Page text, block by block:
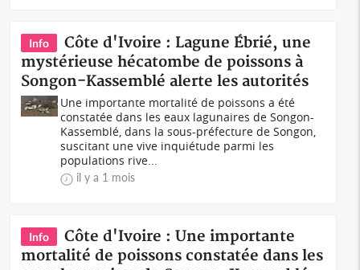
Info
Côte d'Ivoire : Lagune Ébrié, une
mystérieuse hécatombe de poissons à
Songon-Kassemblé alerte les autorités
Une importante mortalité de poissons a été
constatée dans les eaux lagunaires de Songon-
Kassemblé, dans la sous-préfecture de Songon,
suscitant une vive inquiétude parmi les
populations rive...
il y a 1 mois
Info
Côte d'Ivoire : Une importante
mortalité de poissons constatée dans les